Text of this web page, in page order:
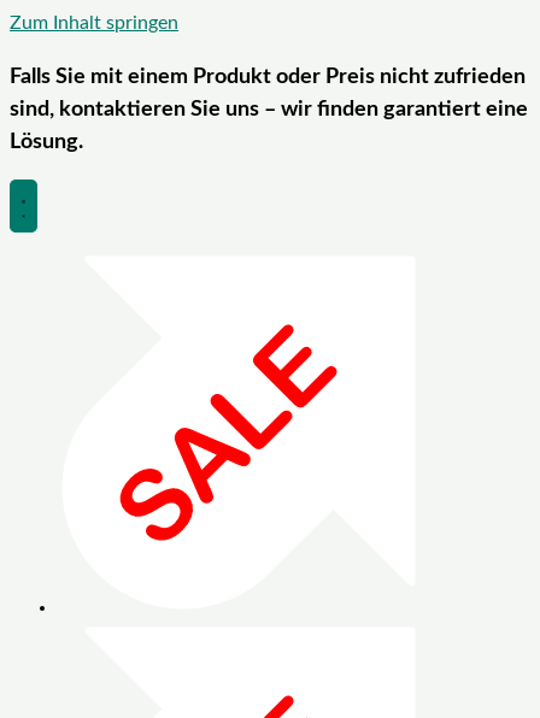
Zum Inhalt springen
Falls Sie mit einem Produkt oder Preis nicht zufrieden
sind, kontaktieren Sie uns – wir finden garantiert eine
Lösung.